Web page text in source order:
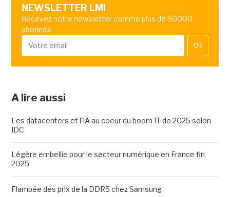
NEWSLETTER LMI
Recevez notre newsletter comme plus de 50000
abonnés
OK
A lire aussi
Les datacenters et l'IA au coeur du boom IT de 2025 selon
IDC
Légère embellie pour le secteur numérique en France fin
2025
Flambée des prix de la DDR5 chez Samsung